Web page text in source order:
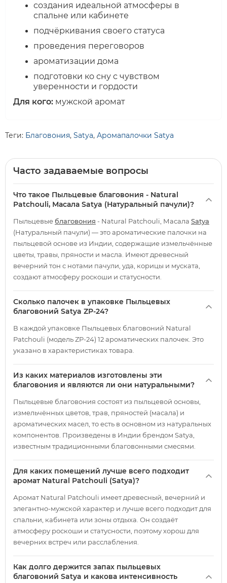
создания идеальной атмосферы в
спальне или кабинете
подчёркивания своего статуса
проведения переговоров
ароматизации дома
подготовки ко сну с чувством
уверенности и гордости
Для кого: мужской аромат
Теги: Благовония, Satya, Аромапалочки Satya
Часто задаваемые вопросы
Что такое Пыльцевые благовония - Natural
Patchouli, Масала Satya (Натуральный пачули)?
Пыльцевыеблаговония - Natural Patchouli, Масала Satya
(Натуральный пачули) — это ароматические палочки на
пыльцевой основе из Индии, содержащие измельчённые
цветы, травы, пряности и масла. Имеют древесный
вечерний тон с нотами пачули, уда, корицы и муската,
создают атмосферу роскоши и статусности.
Сколько палочек в упаковке Пыльцевых
благовоний Satya ZP-24?
В каждой упаковке Пыльцевых благовоний Natural
Patchouli (модель ZP-24) 12 ароматических палочек. Это
указано в характеристиках товара.
Из каких материалов изготовлены эти
благовония и являются ли они натуральными?
Пыльцевые благовония состоят из пыльцевой основы,
измельчённых цветов, трав, пряностей (масала) и
ароматических масел, то есть в основном из натуральных
компонентов. Произведены в Индии брендом Satya,
известным традиционными благовонными смесями.
Для каких помещений лучше всего подходит
аромат Natural Patchouli (Satya)?
Аромат Natural Patchouli имеет древесный, вечерний и
элегантно-мужской характер и лучше всего подходит для
спальни, кабинета или зоны отдыха. Он создаёт
атмосферу роскоши и статусности, поэтому хорош для
вечерних встреч или расслабления.
Как долго держится запах пыльцевых
благовоний Satya и какова интенсивность